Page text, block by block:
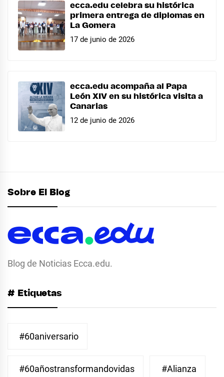
ecca.edu celebra su histórica
primera entrega de diplomas en
La Gomera
17 de junio de 2026
ecca.edu acompaña al Papa
León XIV en su histórica visita a
Canarias
12 de junio de 2026
Sobre El Blog
Blog de Noticias Ecca.edu.
# Etiquetas
#60aniversario
#60añostransformandovidas #Alianza